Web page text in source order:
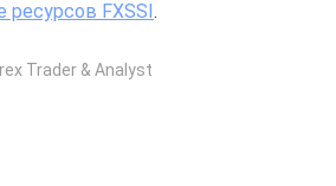
FXSSI .
Trader & Analyst